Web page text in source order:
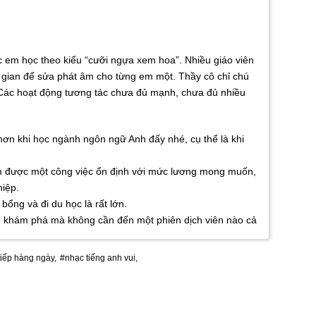
học theo kiểu “cưỡi ngựa xem hoa”. Nhiều giáo viên
để sửa phát âm cho từng em một. Thầy cô chỉ chú
hoạt động tương tác chưa đủ mạnh, chưa đủ nhiều
khi học ngành ngôn ngữ Anh đấy nhé, cụ thể là khi
một công việc ổn định với mức lương mong muốn,
và đi du học là rất lớn.
phá mà không cần đến một phiên dịch viên nào cả
hàng ngày, #nhạc tiếng anh vui,